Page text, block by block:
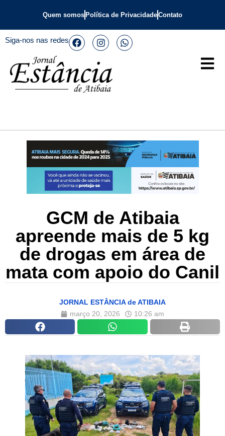
Quem somos Política de PrivacidadeContato
Siga-nos nas redes
GCM de Atibaia
apreende mais de 5 kg
de drogas em área de
mata com apoio do Canil
JORNAL ESTÂNCIA de ATIBAIA
março 20, 2026
10:26 am